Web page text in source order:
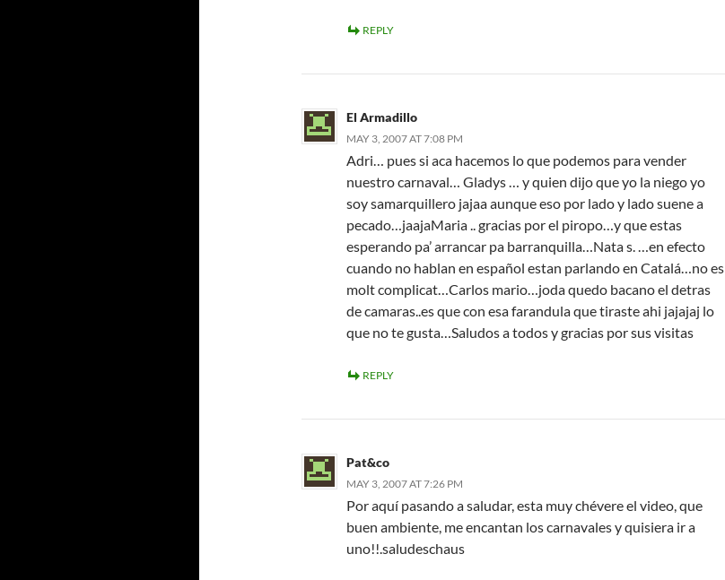
REPLY
El Armadillo
MAY 3, 2007 AT 7:08 PM
Adri… pues si aca hacemos lo que podemos para vender
nuestro carnaval… Gladys … y quien dijo que yo la niego yo
soy samarquillero jajaa aunque eso por lado y lado suene a
pecado…jaajaMaria .. gracias por el piropo…y que estas
esperando pa’ arrancar pa barranquilla…Nata s. …en efecto
cuando no hablan en español estan parlando en Catalá…no es
molt complicat…Carlos mario…joda quedo bacano el detras
de camaras..es que con esa farandula que tiraste ahi jajajaj lo
que no te gusta…Saludos a todos y gracias por sus visitas
REPLY
Pat&co
MAY 3, 2007 AT 7:26 PM
Por aquí pasando a saludar, esta muy chévere el video, que
buen ambiente, me encantan los carnavales y quisiera ir a
uno!!.saludeschaus